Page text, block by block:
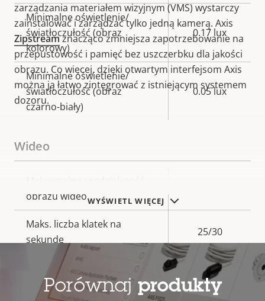
zarządzania materiałem wizyjnym (VMS) wystarczy
zainstalować i zarządzać tylko jedną kamerą. Axis
Zipstreamznacząco zmniejsza zapotrzebowanie na
przepustowość i pamięć bez uszczerbku dla jakości
obrazu. Co więcej, dzięki otwartym interfejsom Axis
można ją łatwo zintegrować z istniejącym systemem
dozoru.
WYŚWIETL WIĘCEJ
Minimalne oświetlenie/
światłoczułość (obraz
kolorowy)
0.17 lux
Minimalne oświetlenie/
światłoczułość (obraz
czarno-biały)
0.05 lux
Wideo
nieruchomości
nieruchomości
obrazu wideo
Maks. liczba klatek na
sekundę
25/30
Elektroniczna stabilizacja
obrazu
–
Porównaj produkty